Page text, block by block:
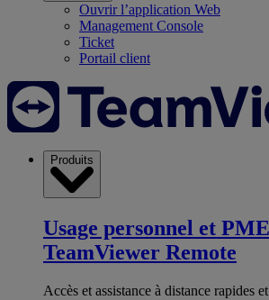
Ouvrir l’application Web
Management Console
Ticket
Portail client
Produits
Usage personnel et PME
TeamViewer Remote
Accès et assistance à distance rapides